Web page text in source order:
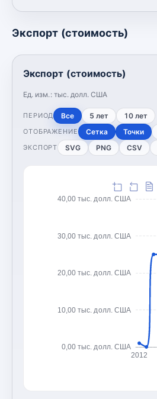
Экспорт (стоимость)
Экспорт (стоимость)
Ед. изм.: тыс. долл. США
ПЕРИОД Все 5 лет 10 лет
ОТОБРАЖЕНИЕ Сетка Точки
ЭКСПОРТ SVG PNG CSV
0,00 тыс. долл. США
10,00 тыс. долл. США
20,00 тыс. долл. США
30,00 тыс. долл. США
40,00 тыс. долл. США
2012